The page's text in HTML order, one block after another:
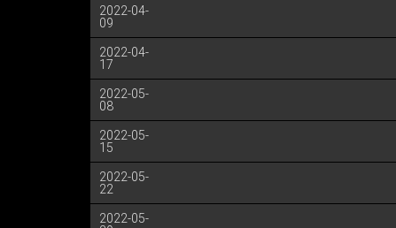
2022-04-
09
2022-04-
17
2022-05-
08
2022-05-
15
2022-05-
22
2022-05-